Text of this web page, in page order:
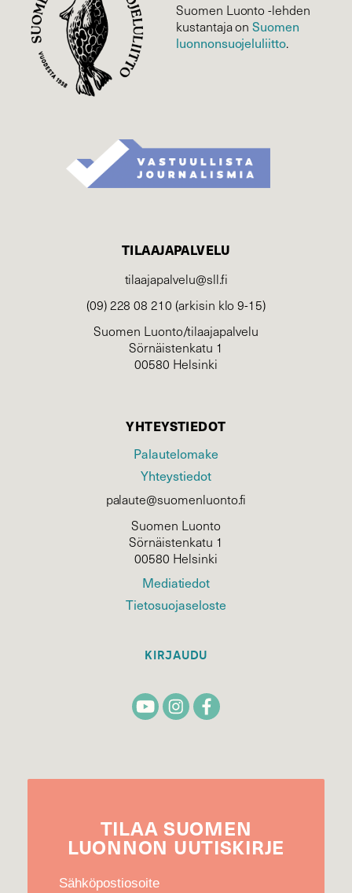
Suomen Luonto -lehden
kustantaja onSuomen
luonnonsuojelu­liitto.
TILAAJAPALVELU
tilaajapalvelu@sll.fi
(09) 228 08 210 (arkisin klo 9-15)
Suomen Luonto/tilaajapalvelu
Sörnäistenkatu 1
00580 Helsinki
YHTEYSTIEDOT
Palautelomake
Yhteystiedot
palaute@suomenluonto.fi
Suomen Luonto
Sörnäistenkatu 1
00580 Helsinki
Mediatiedot
Tietosuojaseloste
KIRJAUDU
TILAA SUOMEN
LUONNON UUTIS­KIRJE
Sähköpostiosoite